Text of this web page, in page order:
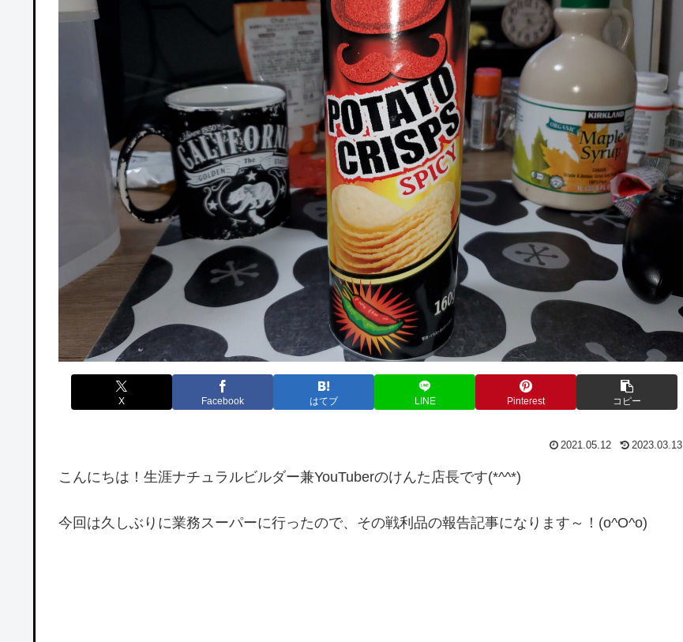
X Facebook はてブ LINE Pinterest コピー
2021.05.12 2023.03.13
こんにちは！生涯ナチュラルビルダー兼YouTuberのけんた店長です(*^^*)
今回は久しぶりに業務スーパーに行ったので、その戦利品の報告記事になります～！(o^O^o)